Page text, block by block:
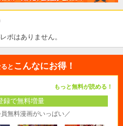
ポはありません。
と こんなにお得！
もっと無料が読める！
録で無料増量
無料漫画がいっぱい／